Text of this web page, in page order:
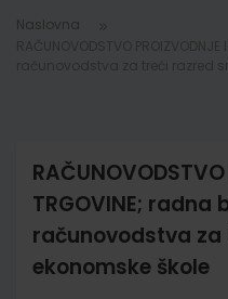
Naslovna
TRGOVINE; radna
računovodstva
ekonomske škole